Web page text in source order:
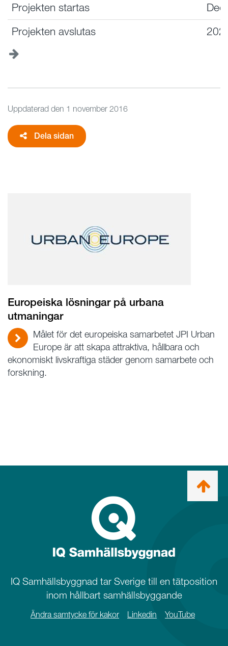
Projekten startas
Projekten avslutas
Uppdaterad den 1 november 2016
Dela sidan
Europeiska lösningar på urbana
utmaningar
Målet för det europeiska samarbetet JPI Urban
Europe är att skapa attraktiva, hållbara och
ekonomiskt livskraftiga städer genom samarbete och
forskning.
mig
IQ Samhällsbyggnad tar Sverige till en tätposition
inom hållbart samhällsbyggande
Ändra samtycke för kakor Linkedin YouTube